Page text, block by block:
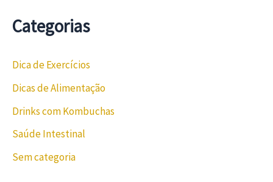
Categorias
Dica de Exercícios
Dicas de Alimentação
Drinks com Kombuchas
Saúde Intestinal
Sem categoria